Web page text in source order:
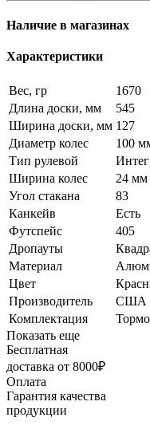
Наличие в магазинах
Характеристики
Вес, гр
1670
Длина доски, мм
545
Ширина доски, мм 127
Диаметр колес
100
Тип рулевой
Ширина колес
24 мм
Угол стакана
83
Канкейв
Есть
Футспейс
405
Дропауты
Материал
Цвет
Производитель
США
Комплектация
Показать еще
Бесплатная
доставка от 8000₽
Оплата
Гарантия качества
продукции